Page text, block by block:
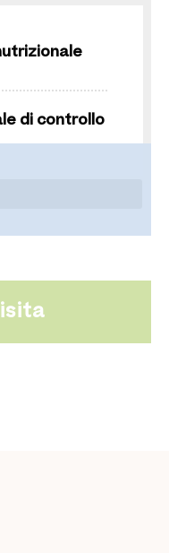
di controllo